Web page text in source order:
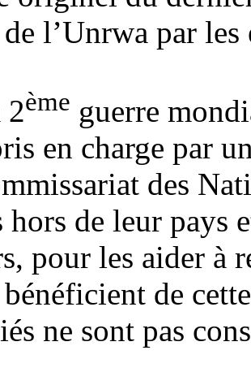
l’Unrwa par les
2ème guerre
en charge par
des
hors de leur pays
pour les aider à
de
ne sont pas